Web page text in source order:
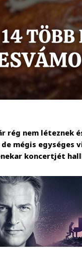
rég nem léteznek
mégis egységes
koncertjét